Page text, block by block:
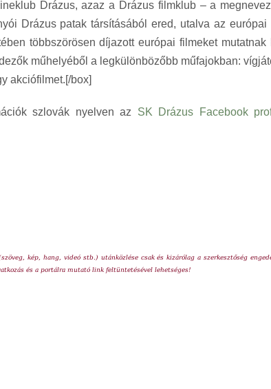
Drázus, azaz a Drázus filmklub – a
Drázus patak társításából ered, utalva az európai
többszörösen díjazott európai filmeket mutatnak
műhelyéből a legkülönbözőbb műfajokban:
akciófilmet.[/box]
szlovák nyelven az SK Drázus Facebook
kép, hang, videó stb.) utánközlése csak és kizárólag a szerkesztőség
és a portálra mutató link feltüntetésével lehetséges!